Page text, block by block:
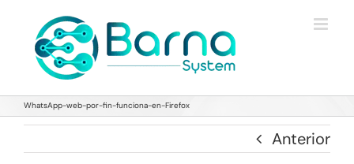
contenido
WhatsApp-web-por-fin-funciona-en-Firefox
Anterior